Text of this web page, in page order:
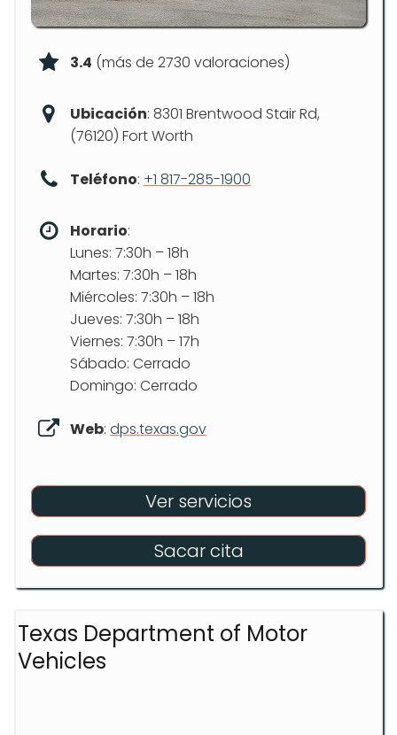
3.4 (más de 2730 valoraciones)
Ubicación: 8301 Brentwood Stair Rd,
(76120) Fort Worth
Teléfono: +1 817-285-1900
Horario:
Lunes: 7:30h – 18h
Martes: 7:30h – 18h
Miércoles: 7:30h – 18h
Jueves: 7:30h – 18h
Viernes: 7:30h – 17h
Sábado: Cerrado
Domingo: Cerrado
Web: dps.texas.gov
Ver servicios
Sacar cita
Texas Department of Motor
Vehicles